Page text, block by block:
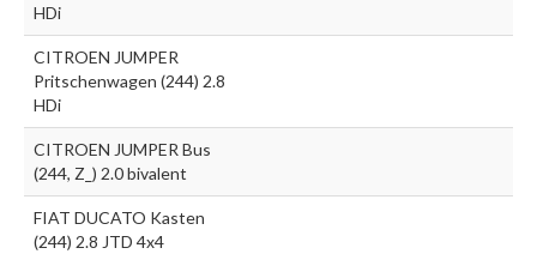
HDi
CITROEN JUMPER
Pritschenwagen (244) 2.8
HDi
CITROEN JUMPER Bus
(244, Z_) 2.0 bivalent
FIAT DUCATO Kasten
(244) 2.8 JTD 4x4